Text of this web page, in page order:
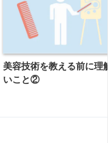
美容技術を教える前に理
いこと②